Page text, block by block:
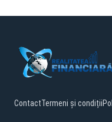
ContactTermeni și condiții